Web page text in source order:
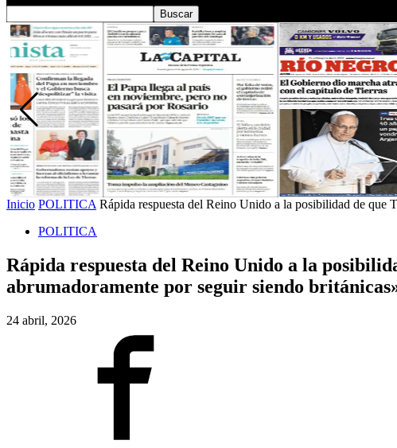
Inicio POLITICA Rápida respuesta del Reino Unido a la posibilidad de que
POLITICA
Rápida respuesta del Reino Unido a la
abrumadoramente por seguir siendo
24 abril, 2026